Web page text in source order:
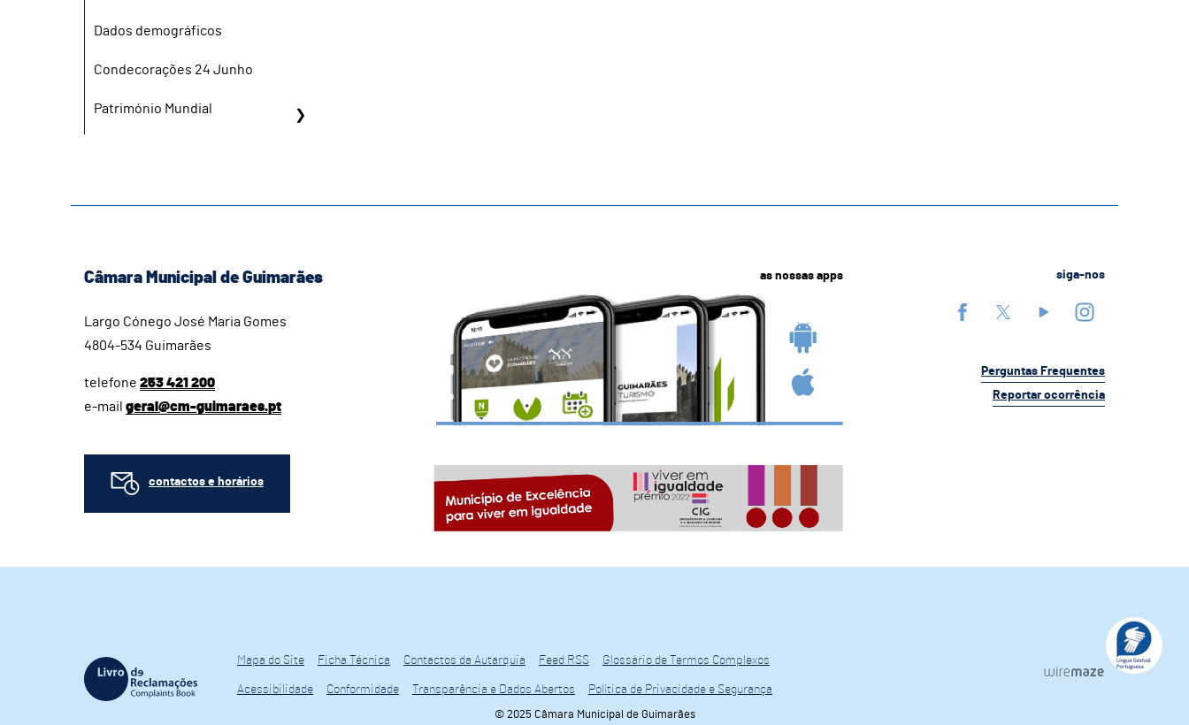
Dados demográficos
Condecorações 24 Junho
Património Mundial
Câmara Municipal de Guimarães
Largo Cónego José Maria Gomes
4804-534 Guimarães
telefone 253 421 200
e-mail geral@cm-guimaraes.pt
contactos e horários
as nossas apps siga-nos
Perguntas Frequentes
Reportar ocorrência
Mapa do Site Ficha Técnica Contactos da Autarquia Feed RSS Glossário de Termos Complexos
Acessibilidade Conformidade Transparência e Dados Abertos
Política de Privacidade e Segurança
© 2025 Câmara Municipal de Guimarães